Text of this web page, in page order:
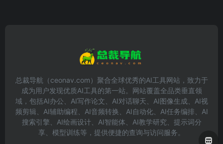
总裁导航（ceonav.com）聚合全球优秀的AI工具网站，致力于
成为用户发现优质AI工具的第一站。网站覆盖全品类垂直领
域，包括AI办公、AI写作论文、AI对话聊天、AI图像生成、AI视
频剪辑、AI辅助编程、AI音频转换、AI自动化、AI任务编排、AI
搜索引擎、AI绘画设计、AI智能体、AI教学研究、提示词分
享、模型训练等，提供便捷的查询与访问服务。